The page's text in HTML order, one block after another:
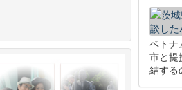
ベトナ
市と提
結する